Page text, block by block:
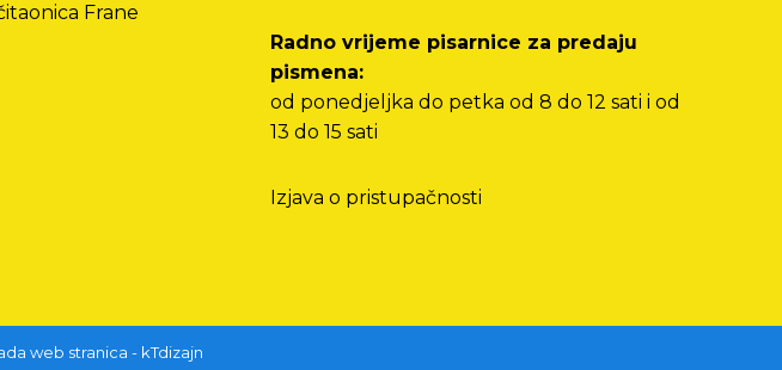
Frane
Radno vrijeme pisarnice za predaju
pismena:
od ponedjeljka do petka od 8 do 12 sati i od
13 do 15 sati
Izjava o pristupačnosti
web stranica - kTdizajn